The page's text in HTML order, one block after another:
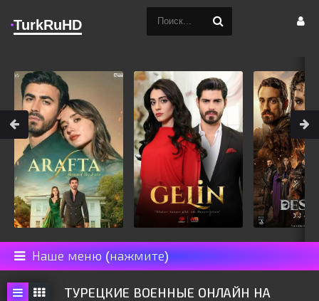
Наше меню (нажмите)
ТУРЕЦКИЕ ВОЕННЫЕ ОНЛАЙН НА
TurkRuHD